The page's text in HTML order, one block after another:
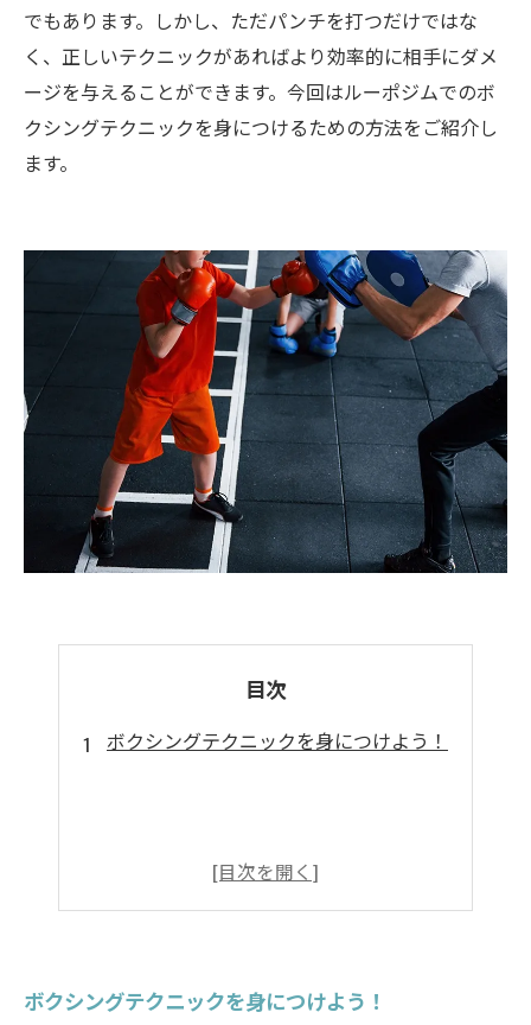
でもあります。しかし、ただパンチを打つだけではな
く、正しいテクニックがあればより効率的に相手にダメ
ージを与えることができます。今回はルーポジムでのボ
クシングテクニックを身につけるための方法をご紹介し
ます。
目次
ボクシングテクニックを身につけよう！
ボクシングテクニックを身につけよう！